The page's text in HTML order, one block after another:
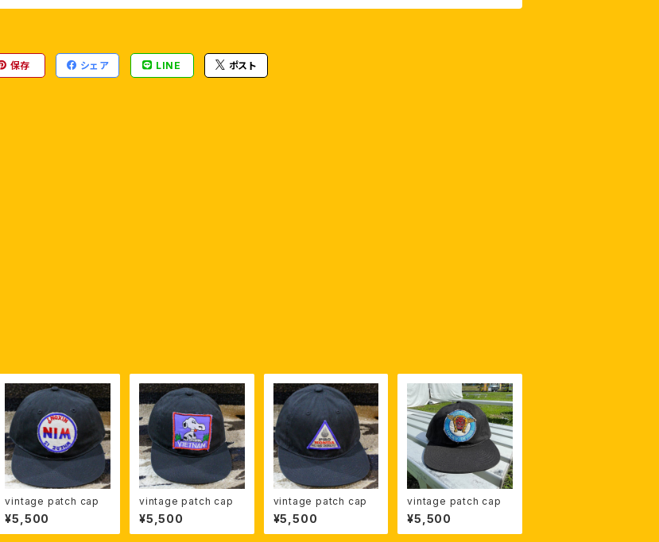
保存 シェア LINE ポスト
vintage patch cap
¥5,500
vintage patch cap
¥5,500
vintage patch cap
¥5,500
vintage patch cap
¥5,500